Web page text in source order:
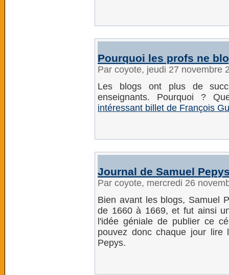
Pourquoi les profs ne
Par coyote, jeudi 27 novembre
Les blogs ont plus de
enseignants. Pourquoi ?
intéressant billet de François
Journal de Samuel
Par coyote, mercredi 26
Bien avant les blogs, Samuel
de 1660 à 1669, et fut ainsi
l'idée géniale de publier ce
pouvez donc chaque jour lire
Pepys.